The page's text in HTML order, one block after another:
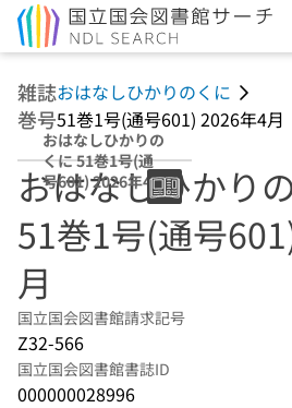
雑誌おはなしひかりのくに
巻号51巻1号(通号601) 2026年4月
おはなしひかりの
くに 51巻1号(通
号601) 2026年4月
おはなしひかり
51巻1号(通号
月
国立国会図書館請求記号
Z32-566
国立国会図書館書誌ID
000000028996